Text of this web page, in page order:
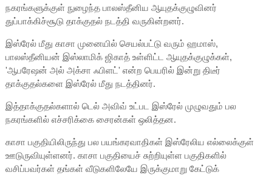
நகரங்களுக்குள் நுழைந்த பாலஸ்தீனிய ஆயுதக்குழுவினர்
துப்பாக்கிச்சூடு தாக்குதல் நடத்தி வருகின்றனர்.
இஸ்ரேல் மீது காசா முனையில் செயல்பட்டு வரும் ஹமாஸ்,
பாலஸ்தீனியன் இஸ்லாமிக் ஜிகாத் உள்ளிட்ட ஆயுதக்குழுக்கள்,
'ஆபரேஷன் அல் அக்சா ஃபிளட்' என்ற பெயரில் இன்று திடீர்
தாக்குதல்களை இஸ்ரேல் மீது நடத்தினர்.
இத்தாக்குதல்களால் டெல் அவிவ் உட்பட இஸ்ரேல் முழுவதும் பல
நகரங்களில் எச்சரிக்கை சைரன்கள் ஒலித்தன.
காசா பகுதியிலிருந்து பல பயங்கரவாதிகள் இஸ்ரேலிய எல்லைக்குள்
ஊடுருவியுள்ளனர். காசா பகுதியைச் சுற்றியுள்ள பகுதிகளில்
வசிப்பவர்கள் தங்கள் வீடுகளிலேயே இருக்குமாறு கேட்டுக்